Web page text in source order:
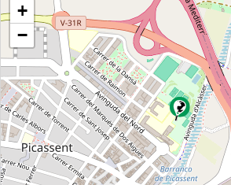
+
−